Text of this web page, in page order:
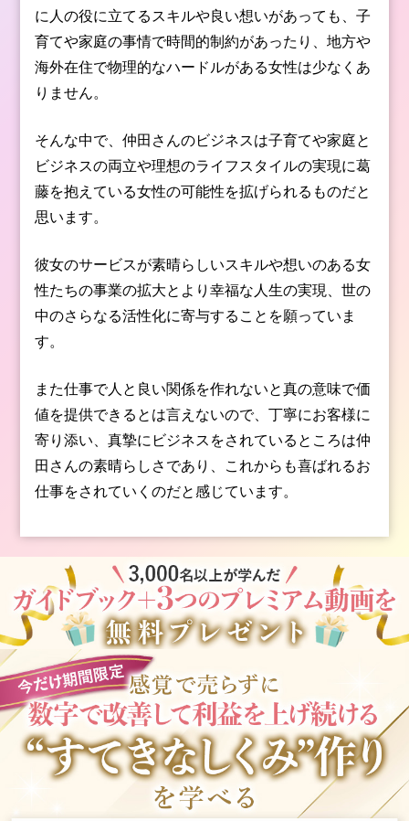
に人の役に立てるスキルや良い想いがあっても、子
育てや家庭の事情で時間的制約があったり、地方や
海外在住で物理的なハードルがある女性は少なくあ
りません。
そんな中で、仲田さんのビジネスは子育てや家庭と
ビジネスの両立や理想のライフスタイルの実現に葛
藤を抱えている女性の可能性を拡げられるものだと
思います。
彼女のサービスが素晴らしいスキルや想いのある女
性たちの事業の拡大とより幸福な人生の実現、世の
中のさらなる活性化に寄与することを願っていま
す。
また仕事で人と良い関係を作れないと真の意味で価
値を提供できるとは言えないので、丁寧にお客様に
寄り添い、真摯にビジネスをされているところは仲
田さんの素晴らしさであり、これからも喜ばれるお
仕事をされていくのだと感じています。